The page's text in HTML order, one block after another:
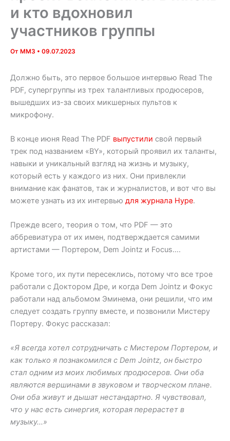
и кто вдохновил
участников группы
От MM3 • 09.07.2023
Должно быть, это первое большое интервью Read The
PDF, супергруппы из трех талантливых продюсеров,
вышедших из-за своих микшерных пультов к
микрофону.
В конце июня Read The PDF выпустили свой первый
трек под названием «BY», который проявил их таланты,
навыки и уникальный взгляд на жизнь и музыку,
который есть у каждого из них. Они привлекли
внимание как фанатов, так и журналистов, и вот что вы
можете узнать из их интервью для журнала Hype.
Прежде всего, теория о том, что PDF — это
аббревиатура от их имен, подтверждается самими
артистами — Портером, Dem Jointz и Focus….
Кроме того, их пути пересеклись, потому что все трое
работали с Доктором Дре, и когда Dem Jointz и Фокус
работали над альбомом Эминема, они решили, что им
следует создать группу вместе, и позвонили Мистеру
Портеру. Фокус рассказал:
«Я всегда хотел сотрудничать с Мистером Портером, и
как только я познакомился с Dem Jointz, он быстро
стал одним из моих любимых продюсеров. Они оба
являются вершинами в звуковом и творческом плане.
Они оба живут и дышат нестандартно. Я чувствовал,
что у нас есть синергия, которая перерастет в
музыку…»